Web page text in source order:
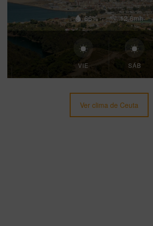
66% 12.6mh
VIE SÁB
Ver clima de Ceuta